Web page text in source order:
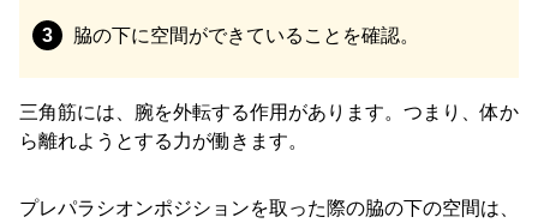
脇の下に空間ができていることを確認。
三角筋には、腕を外転する作用があります。つまり、体か
ら離れようとする力が働きます。
プレパラシオンポジションを取った際の脇の下の空間は、